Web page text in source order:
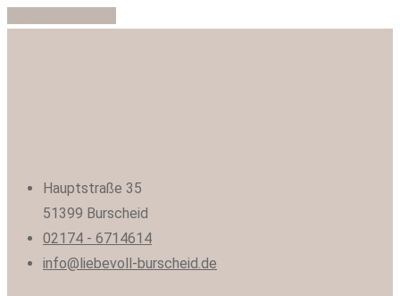
Hauptstraße 35
51399 Burscheid
02174 - 6714614
info@liebevoll-burscheid.de